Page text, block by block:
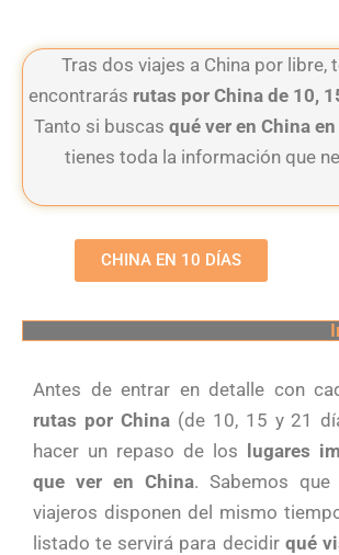
Tras dos viajes a China por
encontrarás rutas por China de 10,
Tanto si buscas qué ver en China
tienes toda la información que
CHINA EN 10 DÍAS
Antes de entrar en detalle con
rutas por China(de 10, 15 y 21
hacer un repaso de los
lugares
que ver en China. Sabemos
viajeros disponen del mismo
listado te servirá para decidir qué